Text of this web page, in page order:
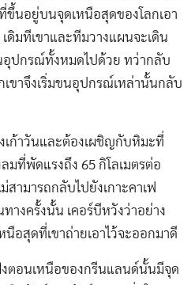
ขึ้นอยู่บนจุดเหนือสุดของโลกเอา
ดิมทีเขาและทีมวางแผนจะเดิน
ปกรณ์ทั้งหมดไปด้วย ทว่ากลับ
ขาจึงเริ่มขนอุปกรณ์เหล่านั้นกลับ
เก้าวันและต้องเผชิญกับหิมะที่
มที่พัดแรงถึง 65 กิโลเมตรต่อ
สามารถกลับไปยังเกาะคาเฟ
ทางครั้งนั้น เคอร์บีหวังว่าอย่าง
อสุดที่เขาถ่ายเอาไว้จะออกมาดี
งตอนเหนือของกรีนแลนด์นั้นมีจุด